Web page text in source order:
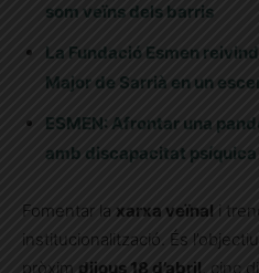
som veïns dels barris
La Fundació Esmen
Major de Sarrià en un
ESMEN: Afrontar una
amb discapacitat psíquica
Fomentar la xarxa veïnal i
institucionalització. És
pròxim dijous 18 d’abril, cinc